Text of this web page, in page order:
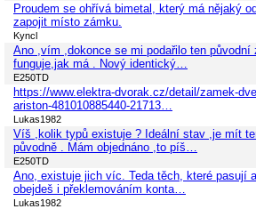
Proudem se ohřívá bimetal, který má nějaký
zapojit místo zámku.
Kyncl
Ano ,vím ,dokonce se mi podařilo ten
funguje,jak má . Nový identický…
E250TD
https://www.elektra-dvorak.cz/detail/zamek-
ariston-481010885440-21713…
Lukas1982
Víš ,kolik typů existuje ? Ideální stav ,je mít
původně . Mám objednáno ,to píš…
E250TD
Ano, existuje jich víc. Teda těch, které pasují
obejdeš i překlemováním konta…
Lukas1982